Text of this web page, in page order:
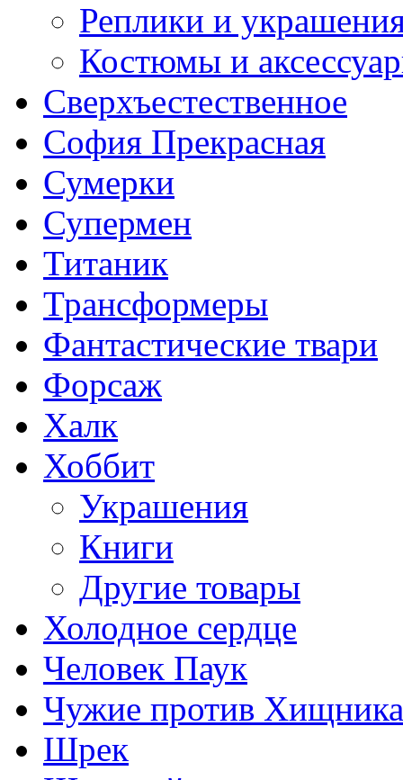
Реплики и
Костюмы и
Сверхъестественное
София Прекрасная
Сумерки
Супермен
Титаник
Трансформеры
Фантастические твари
Форсаж
Халк
Хоббит
Украшения
Книги
Другие товары
Холодное сердце
Человек Паук
Чужие против Хищника
Шрек